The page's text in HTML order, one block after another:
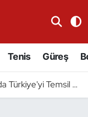
Tenis Güreş
Temsil Edecek